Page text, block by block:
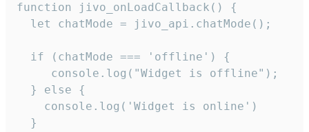
function jivo_onLoadCallback() {
  let chatMode = jivo_api.chatMode();
  if (chatMode === 'offline') {
     console.log("Widget is offline");
  } else {
    console.log('Widget is online')
  }